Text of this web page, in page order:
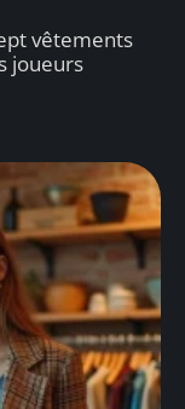
vêtements
joueurs